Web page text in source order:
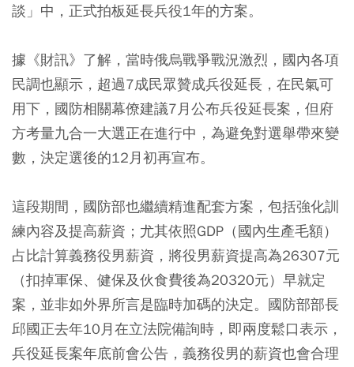
談」中，正式拍板延長兵役1年的方案。
據《財訊》了解，當時俄烏戰爭戰況激烈，國內各項
民調也顯示，超過7成民眾贊成兵役延長，在民氣可
用下，國防相關幕僚建議7月公布兵役延長案，但府
方考量九合一大選正在進行中，為避免對選舉帶來變
數，決定選後的12月初再宣布。
這段期間，國防部也繼續精進配套方案，包括強化訓
練內容及提高薪資；尤其依照GDP（國內生產毛額）
占比計算義務役男薪資，將役男薪資提高為26307元
（扣掉軍保、健保及伙食費後為20320元）早就定
案，並非如外界所言是臨時加碼的決定。國防部部長
邱國正去年10月在立法院備詢時，即兩度鬆口表示，
兵役延長案年底前會公告，義務役男的薪資也會合理